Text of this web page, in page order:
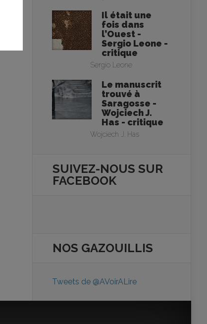
Il était une
fois dans
l’Ouest -
Sergio Leone -
critique
Sergio Leone
Le manuscrit
trouvé à
Saragosse -
Wojciech J.
Has - critique
Wojciech J. Has
SUIVEZ-NOUS SUR
FACEBOOK
NOS GAZOUILLIS
Tweets de @AVoirALire